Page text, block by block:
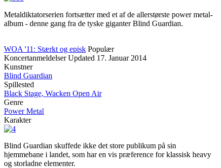
Metaldiktatorserien fortsætter med et af de allerstørste power metal-
album - denne gang fra de tyske giganter Blind Guardian.
WOA '11: Stærkt og episk Populær
Koncertanmeldelser Updated 17. Januar 2014
Kunstner
Blind Guardian
Spillested
Black Stage, Wacken Open Air
Genre
Power Metal
Karakter
Blind Guardian skuffede ikke det store publikum på sin
hjemmebane i landet, som har en vis præference for klassisk heavy
og storladne elementer.